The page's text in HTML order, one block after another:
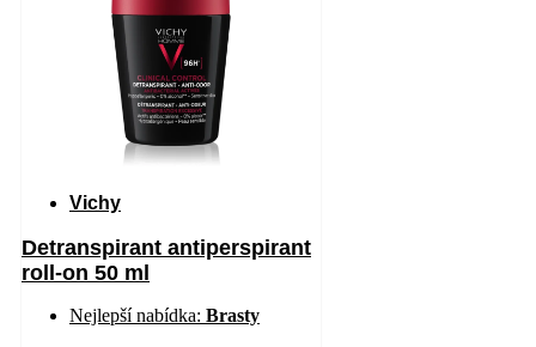
Vichy
Detranspirant antiperspirant
roll-on 50 ml
Nejlepší nabídka: Brasty